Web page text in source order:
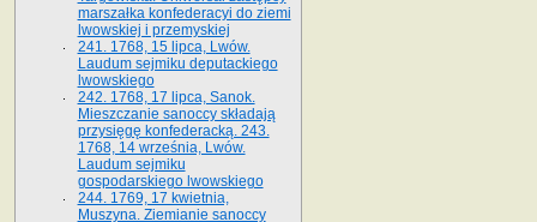
marszałka konfederacyi do ziemi
lwowskiej i przemyskiej
241. 1768, 15 lipca, Lwów.
Laudum sejmiku deputackiego
lwowskiego
242. 1768, 17 lipca, Sanok.
Mieszczanie sanoccy składają
przysięgę konfederacką. 243.
1768, 14 września, Lwów.
Laudum sejmiku
gospodarskiego lwowskiego
244. 1769, 17 kwietnia,
Muszyna. Ziemianie sanoccy